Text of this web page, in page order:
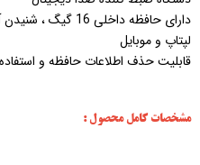
دارای حافظه داخلی
لپتاپ و موبایل
قابلیت حذف اطلاعات حافظه و
مشخصات کامل محصول :